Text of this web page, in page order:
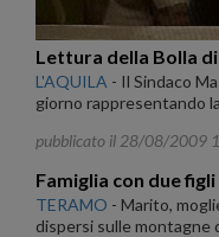
Lettura della Bolla
L'AQUILA - Il Sindaco
giorno rappresentando
pubblicato il 28/08/2009
Famiglia con due
TERAMO - Marito,
dispersi sulle montagne